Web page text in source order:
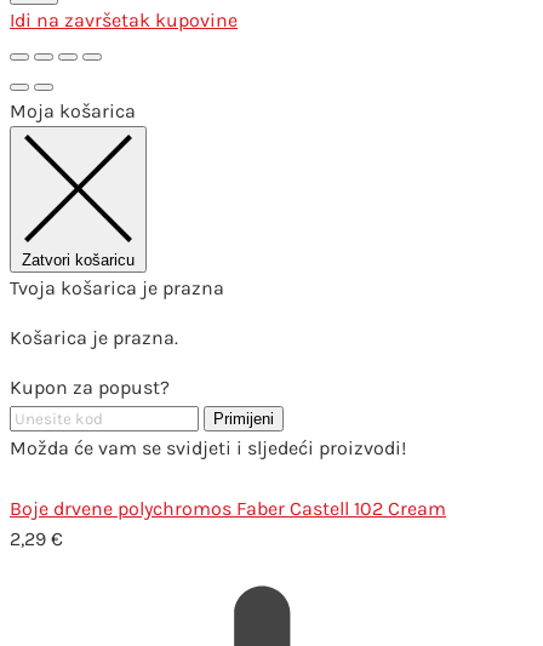
Idi na završetak kupovine
Moja košarica
Zatvori košaricu
Tvoja košarica je prazna
Košarica je prazna.
Kupon za popust?
Primijeni
Možda će vam se svidjeti i sljedeći proizvodi!
Boje drvene polychromos Faber Castell 102 Cream
2,29 €